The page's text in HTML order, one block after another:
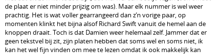
de plaat er niet minder prijzig om was). Maar elk nummer is wel weer
prachtig. Het is wat voller gearrangeerd dan z’n vorige paar, op
momenten klinkt het bijna alsof Richard Swift vanuit de hemel aan de
knoppen draait. Toch is dat Damien weer helemaal zelf. Jammer dat er
geen tekstvel bij zit, zijn platen hebben dat soms wel en soms niet, ik
kan het wel fijn vinden om mee te lezen omdat ik ook makkelijk kan